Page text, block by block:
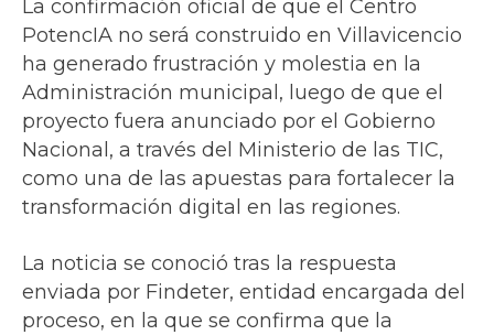
La confirmación oficial de que el Centro
PotencIA no será construido en Villavicencio
ha generado frustración y molestia en la
Administración municipal, luego de que el
proyecto fuera anunciado por el Gobierno
Nacional, a través del Ministerio de las TIC,
como una de las apuestas para fortalecer la
transformación digital en las regiones.
La noticia se conoció tras la respuesta
enviada por Findeter, entidad encargada del
proceso, en la que se confirma que la